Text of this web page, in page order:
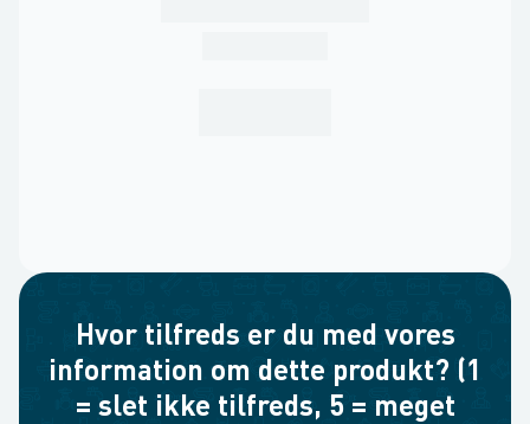
Hvor tilfreds er du med vores
information om dette produkt? (1
= slet ikke tilfreds, 5 = meget